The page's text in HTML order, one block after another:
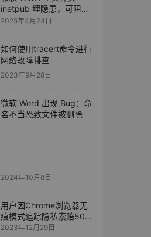
inetpub 埋隐患，可阻断
系统安装后续更新
2025年4月24日
如何使用tracert命令进行
网络故障排查
2023年9月28日
微软 Word 出现 Bug：命
名不当恐致文件被删除
2024年10月8日
用户因Chrome浏览器无
痕模式追踪隐私索赔50亿
美元
2023年12月29日